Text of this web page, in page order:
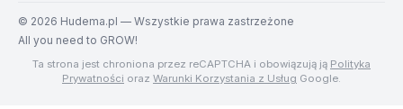
© 2026 Hudema.pl — Wszystkie prawa zastrzeżone
All you need to GROW!
Ta strona jest chroniona przez reCAPTCHA i obowiązują ją Polityka
Prywatności oraz Warunki Korzystania z Usług Google.